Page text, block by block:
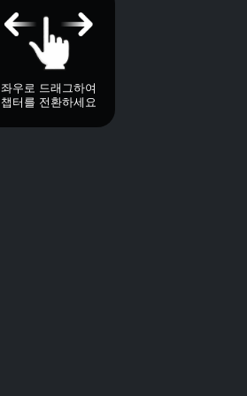
좌우로 드래그하여
챕터를 전환하세요